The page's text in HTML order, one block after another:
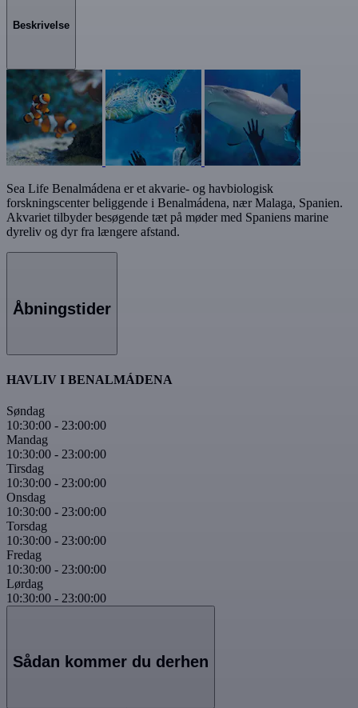
Beskrivelse
Sea Life Benalmádena er et akvarie- og havbiologisk
forskningscenter beliggende i Benalmádena, nær Malaga, Spanien.
Akvariet tilbyder besøgende tæt på møder med Spaniens marine
dyreliv og dyr fra længere afstand.
Åbningstider
HAVLIV I BENALMÁDENA
Søndag
10:30:00 - 23:00:00
Mandag
10:30:00 - 23:00:00
Tirsdag
10:30:00 - 23:00:00
Onsdag
10:30:00 - 23:00:00
Torsdag
10:30:00 - 23:00:00
Fredag
10:30:00 - 23:00:00
Lørdag
10:30:00 - 23:00:00
Sådan kommer du derhen